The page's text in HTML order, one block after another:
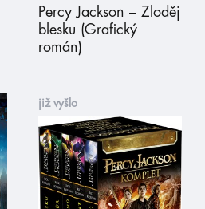
Percy Jackson – Zloděj
blesku (Grafický
román)
již vyšlo